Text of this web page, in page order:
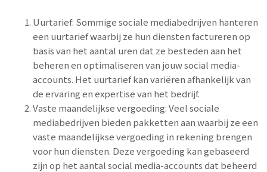
Uurtarief: Sommige sociale mediabedrijven hanteren
een uurtarief waarbij ze hun diensten factureren op
basis van het aantal uren dat ze besteden aan het
beheren en optimaliseren van jouw social media-
accounts. Het uurtarief kan variëren afhankelijk van
de ervaring en expertise van het bedrijf.
Vaste maandelijkse vergoeding: Veel sociale
mediabedrijven bieden pakketten aan waarbij ze een
vaste maandelijkse vergoeding in rekening brengen
voor hun diensten. Deze vergoeding kan gebaseerd
zijn op het aantal social media-accounts dat beheerd